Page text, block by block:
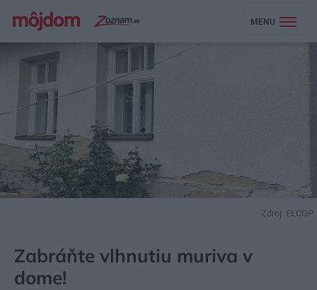
MENU
Zdroj: ELCOP
Zabráňte vlhnutiu muriva v
dome!